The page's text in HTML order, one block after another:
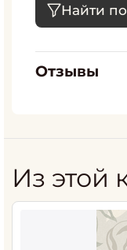
Найти
Отзывы
Из этой